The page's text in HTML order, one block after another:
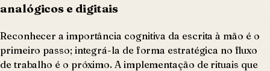
analógicos e digitais
Reconhecer a importância cognitiva da escrita à mão é o
primeiro passo; integrá-la de forma estratégica no fluxo
de trabalho é o próximo. A implementação de rituais que